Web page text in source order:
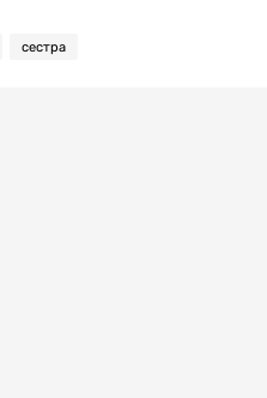
сестра